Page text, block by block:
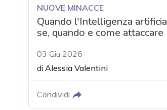
NUOVE MINACCE
Quando l'Intelligenza
se, quando e come attaccare
03 Giu 2026
di Alessia Valentini
Condividi